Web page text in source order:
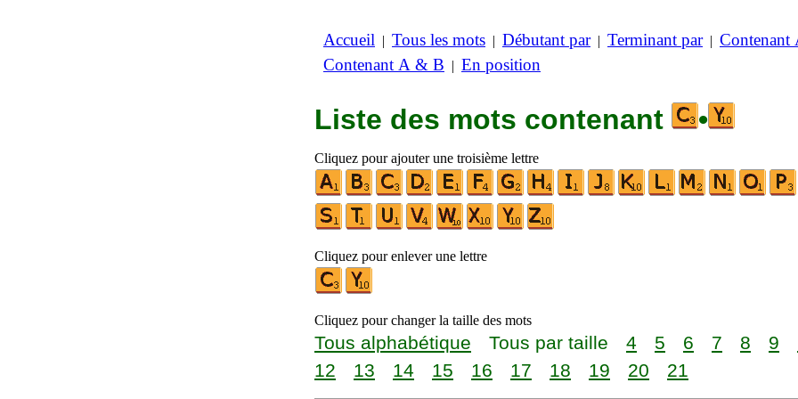
Accueil | Tous les mots | Débutant par| Terminant par| Contenant
Contenant A & B | En position
Liste des mots contenant •
Cliquez pour ajouter une troisième lettre
Cliquez pour enlever une lettre
Cliquez pour changer la taille des mots
Tous alphabétique Tous par taille 4 5 6 7 8 9
12
13 14 15 16 17 18 19 20 21